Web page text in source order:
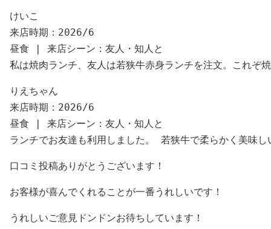
けいこ
来店時期：2026/6
昼食 | 来店シーン：友人・知人と
私は焼肉ランチ、友人は若狭牛赤身ランチを注文。これぞ
りえちゃん
来店時期：2026/6
昼食 | 来店シーン：友人・知人と
ランチでお友達も利用しました。 若狭牛で柔らかく美味
口コミ投稿ありがとうございます！
お客様が喜んでくれることが一番うれしいです！